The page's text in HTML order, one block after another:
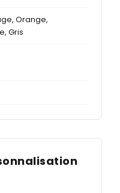
Orange,
Gris